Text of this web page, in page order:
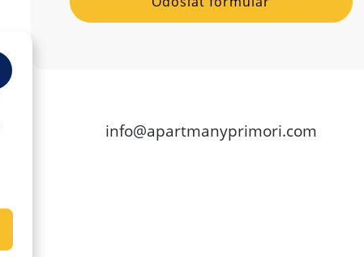
info@apartmanyprimori.com